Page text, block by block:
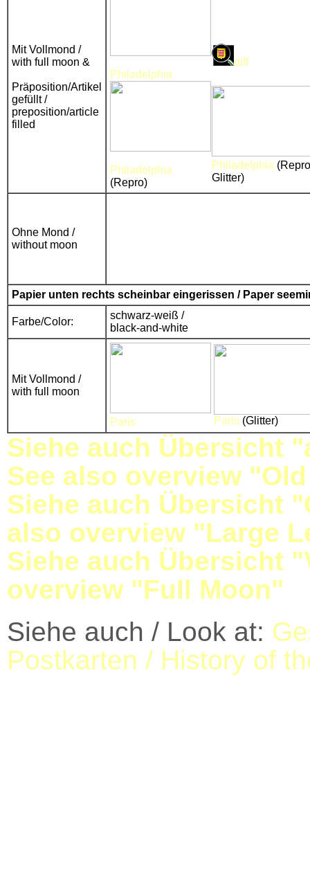
Mit Vollmond /
with full moon &
Präposition/Artikel
gefüllt /
preposition/article
filled
Philadelphia
diff
Philadelphia
(Repro)
Philadelphia
Glitter)
Ohne Mond /
without moon
Papier unten rechts scheinbar eingerissen / Paper
Farbe/Color:
schwarz-weiß /
black-and-white
Mit Vollmond /
with full moon
Paris Paris (Glitter)
Siehe auch Übersicht
See also overview
Siehe auch Übersicht
also overview "Large
Siehe auch Übersicht
overview "Full Moon"
Siehe auch / Look at:
Postkarten / History of